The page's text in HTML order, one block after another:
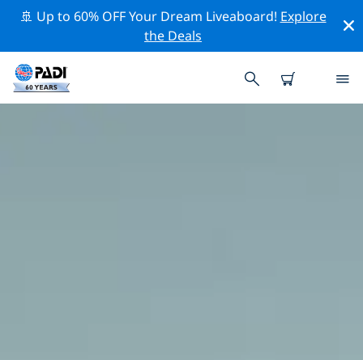
🚢 Up to 60% OFF Your Dream Liveaboard! Explore
the Deals